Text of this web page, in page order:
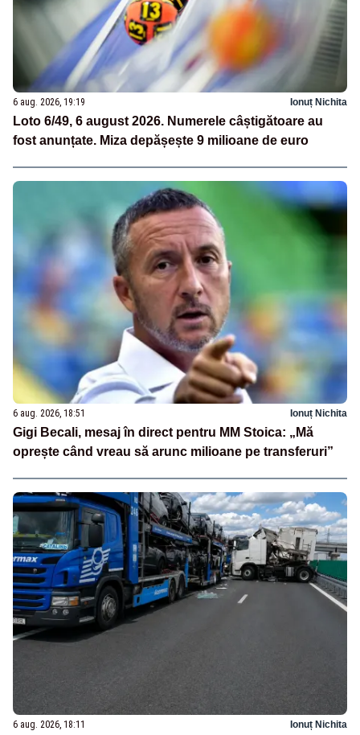
6 aug. 2026, 19:19 Ionuț Nichita
Loto 6/49, 6 august 2026. Numerele câștigătoare au
fost anunțate. Miza depășește 9 milioane de euro
6 aug. 2026, 18:51 Ionuț Nichita
Gigi Becali, mesaj în direct pentru MM Stoica: „Mă
oprește când vreau să arunc milioane pe transferuri”
6 aug. 2026, 18:11 Ionuț Nichita